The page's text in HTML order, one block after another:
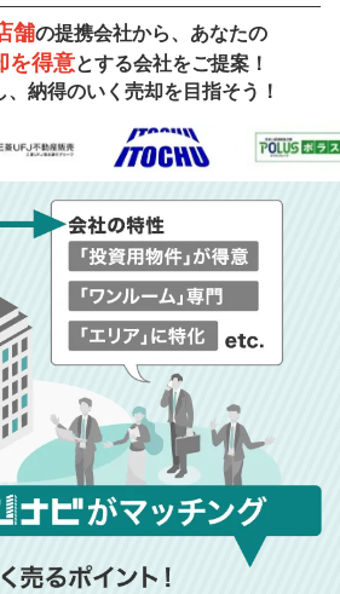
舗の提携会社から、あなたの
を得意とする会社をご提案！
、納得のいく売却を目指そう！